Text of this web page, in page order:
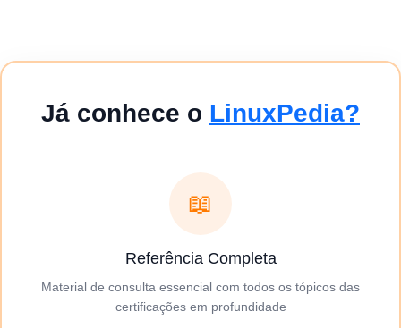
Já conhece o LinuxPedia?
📖
Referência Completa
Material de consulta essencial com todos os tópicos das
certificações em profundidade